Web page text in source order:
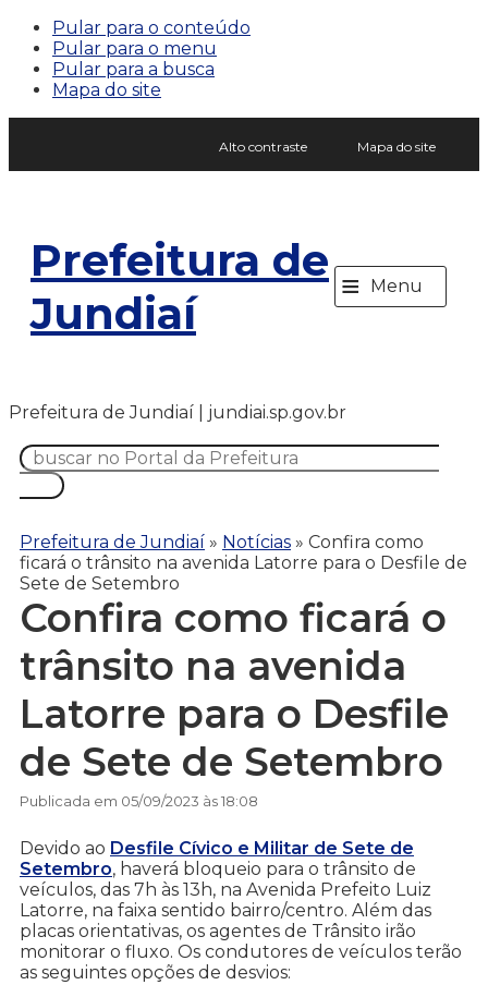
Pular para o conteúdo
Pular para o menu
Pular para a busca
Mapa do site
Alto contraste Mapa do site
Prefeitura de
Jundiaí
≡ Menu
Prefeitura de Jundiaí | jundiai.sp.gov.br
Prefeitura de Jundiaí » Notícias » Confira como
ficará o trânsito na avenida Latorre para o Desfile de
Sete de Setembro
Confira como ficará o
trânsito na avenida
Latorre para o Desfile
de Sete de Setembro
Publicada em 05/09/2023 às 18:08
Devido ao Desfile Cívico e Militar de Sete de
Setembro, haverá bloqueio para o trânsito de
veículos, das 7h às 13h, na Avenida Prefeito Luiz
Latorre, na faixa sentido bairro/centro. Além das
placas orientativas, os agentes de Trânsito irão
monitorar o fluxo. Os condutores de veículos terão
as seguintes opções de desvios: